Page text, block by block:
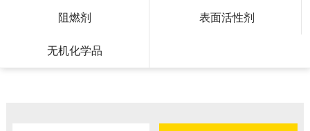
阻燃剂 表面活性剂
无机化学品